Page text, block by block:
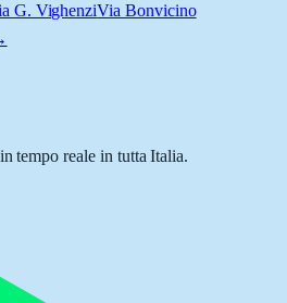
G. VighenziVia Bonvicino
tempo reale in tutta Italia.